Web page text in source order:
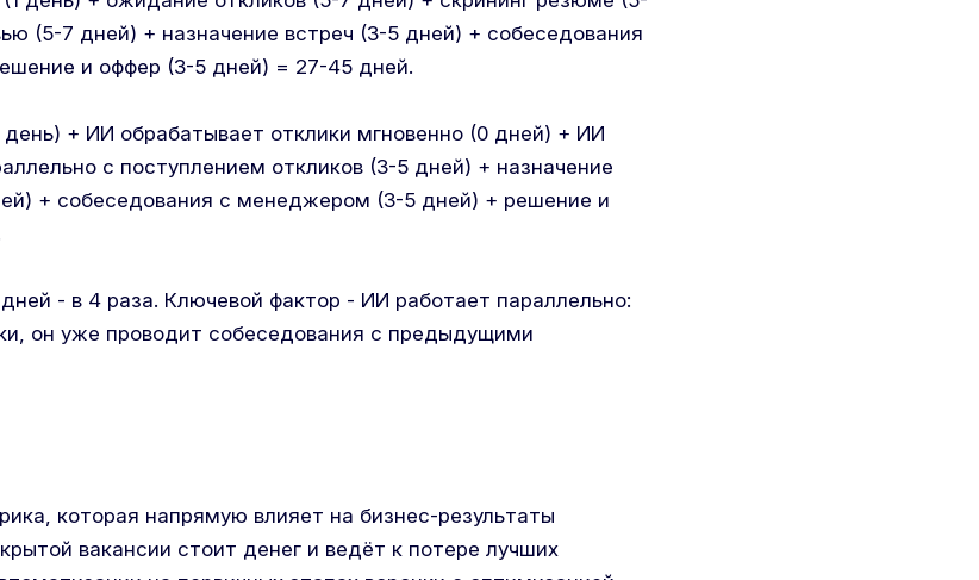
(5-7 дней) + назначение встреч (3-5 дней) + собеседования
и оффер (3-5 дней) = 27-45 дней.
+ ИИ обрабатывает отклики мгновенно (0 дней) + ИИ
с поступлением откликов (3-5 дней) + назначение
+ собеседования с менеджером (3-5 дней) + решение и
- в 4 раза. Ключевой фактор - ИИ работает параллельно:
он уже проводит собеседования с предыдущими
которая напрямую влияет на бизнес-результаты
вакансии стоит денег и ведёт к потере лучших